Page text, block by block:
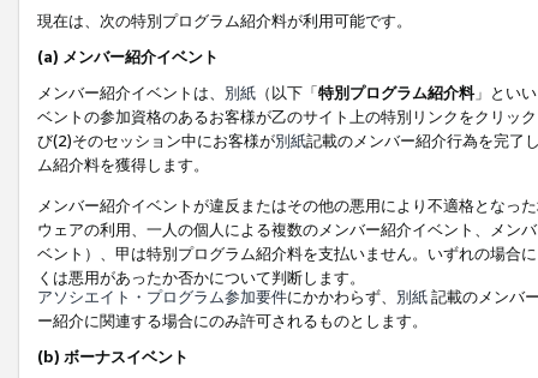
現在は、次の特別プログラム紹介料が利用可能です。
(a) メンバー紹介イベント
メンバー紹介イベントは、 別紙 （以下「特別プログラム紹介料」とい
ベントの参加資格のあるお客様が乙のサイト上の特別リンクをクリッ
び(2)そのセッション中にお客様が別紙記載のメンバー紹介行為を完了
ム紹介料を獲得します。
メンバー紹介イベントが違反またはその他の悪用により不適格となっ
ウェアの利用、一人の個人による複数のメンバー紹介イベント、メン
ベント）、甲は特別プログラム紹介料を支払いません。いずれの場合
くは悪用があったか否かについて判断します。
アソシエイト・プログラム参加要件にかかわらず、 別紙記載のメンバ
ー紹介に関連する場合にのみ許可されるものとします。
(b) ボーナスイベント